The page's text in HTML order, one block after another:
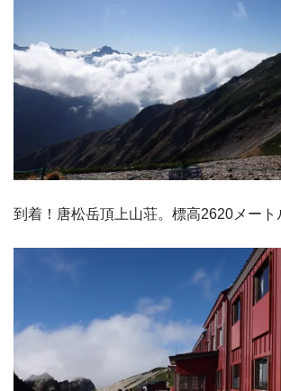
到着！唐松岳頂上山荘。標高2620メート